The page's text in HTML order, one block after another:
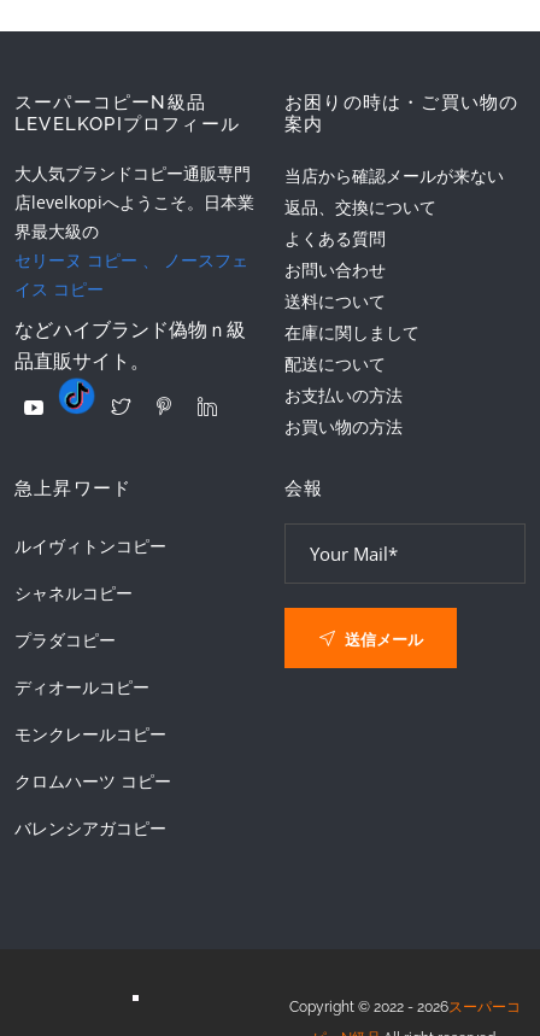
スーパーコピーN級品
LEVELKOPIプロフィール
大人気ブランドコピー通販専門
店levelkopiへようこそ。日本業
界最大級の
セリーヌ コピー 、
ノースフェ
イス コピー
などハイブランド偽物ｎ級
品直販サイト。
お困りの時は・ご買い物の
案内
当店から確認メールが来ない
返品、交換について
よくある質問
お問い合わせ
送料について
在庫に関しまして
配送について
お支払いの方法
お買い物の方法
急上昇ワード
ルイヴィトンコピー
シャネルコピー
プラダコピー
ディオールコピー
モンクレールコピー
クロムハーツ コピー
バレンシアガコピー
会報
送信メール
Copyright © 2022 - 2026スーパーコ